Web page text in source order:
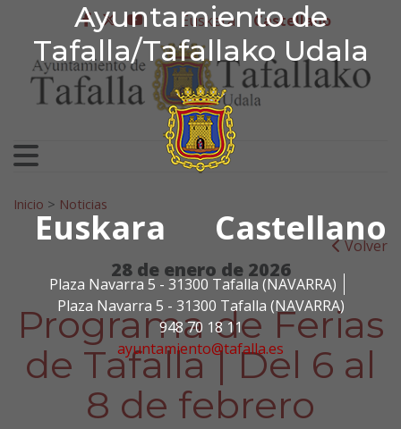
Ayuntamiento de
Tafalla/Tafallako Udala
Euskara Castellano
Plaza Navarra 5 - 31300 Tafalla (NAVARRA)
Plaza Navarra 5 - 31300 Tafalla (NAVARRA)
948 70 18 11
ayuntamiento@tafalla.es
Ir al contenido
Ayuntamiento de
facebook
twitter
youtube
Euskera Castellano
Search for:
Inicio > Noticias
Volver
28 de enero de 2026
Programa de Ferias
de Tafalla | Del 6 al
8 de febrero